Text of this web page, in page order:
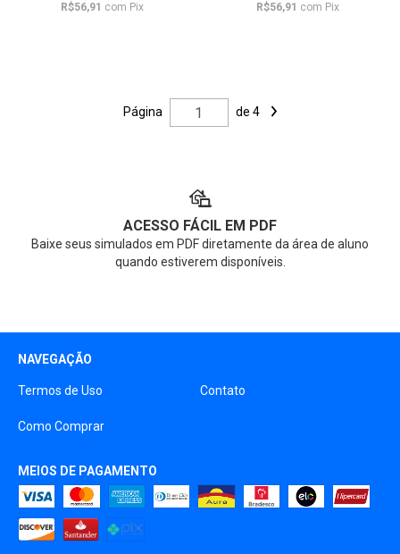
R$56,91 com Pix R$56,91 com Pix
Página de 4
ACESSO FÁCIL EM PDF
Baixe seus simulados em PDF diretamente da área de aluno
quando estiverem disponíveis.
NAVEGAÇÃO
Termos de Uso Contato
Como Comprar
MEIOS DE PAGAMENTO